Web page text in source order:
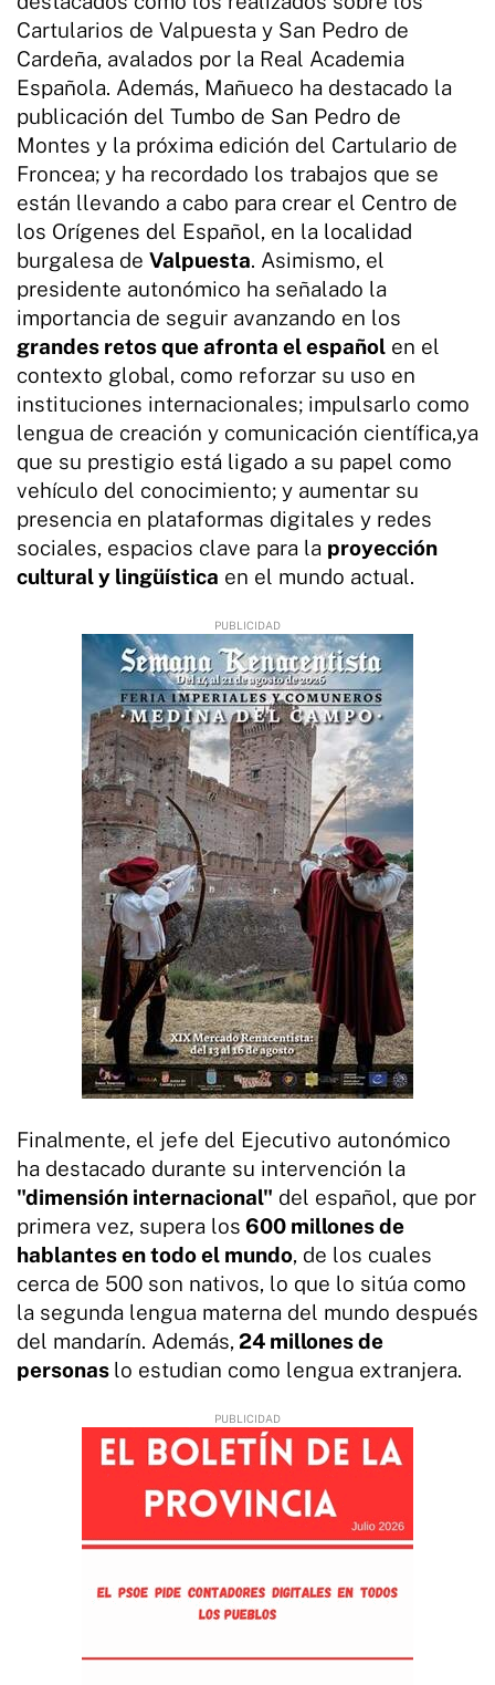
Cartularios de Valpuesta y San Pedro de
Cardeña, avalados por la Real Academia
Española. Además, Mañueco ha destacado la
publicación del Tumbo de San Pedro de
Montes y la próxima edición del Cartulario de
Froncea; y ha recordado los trabajos que se
están llevando a cabo para crear el Centro de
los Orígenes del Español, en la localidad
burgalesa de Valpuesta. Asimismo, el
presidente autonómico ha señalado la
importancia de seguir avanzando en los
grandes retos que afronta el español en el
contexto global, como reforzar su uso en
instituciones internacionales; impulsarlo como
lengua de creación y comunicación científica,ya
que su prestigio está ligado a su papel como
vehículo del conocimiento; y aumentar su
presencia en plataformas digitales y redes
sociales, espacios clave para la proyección
cultural y lingüística en el mundo actual.
Finalmente, el jefe del Ejecutivo autonómico
ha destacado durante su intervención la
"dimensión internacional" del español, que por
primera vez, supera los 600 millones de
hablantes en todo el mundo, de los cuales
cerca de 500 son nativos, lo que lo sitúa como
la segunda lengua materna del mundo después
del mandarín. Además, 24 millones de
personas lo estudian como lengua extranjera.